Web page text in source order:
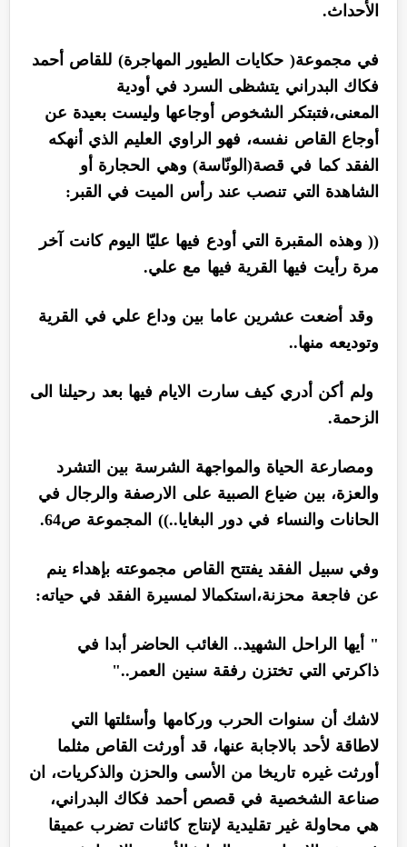
الأحداث.
في مجموعة( حكايات الطيور المهاجرة) للقاص أحمد
فكاك البدراني يتشظى السرد في أودية
المعنى،فتبتكر الشخوص أوجاعها وليست بعيدة عن
أوجاع القاص نفسه، فهو الراوي العليم الذي أنهكه
الفقد كما في قصة(الونّاسة) وهي الحجارة أو
الشاهدة التي تنصب عند رأس الميت في القبر:
(( وهذه المقبرة التي أودع فيها عليّا اليوم كانت آخر
مرة رأيت فيها القرية فيها مع علي.
وقد أضعت عشرين عاما بين وداع علي في القرية
وتوديعه منها..
ولم أكن أدري كيف سارت الايام فيها بعد رحيلنا الى
الزحمة.
ومصارعة الحياة والمواجهة الشرسة بين التشرد
والعزة، بين ضياع الصبية على الارصفة والرجال في
الحانات والنساء في دور البغايا..)) المجموعة ص64.
وفي سبيل الفقد يفتتح القاص مجموعته بإهداء ينم
عن فاجعة محزنة،استكمالا لمسيرة الفقد في حياته:
" أيها الراحل الشهيد.. الغائب الحاضر أبدا في
ذاكرتي التي تختزن رفقة سنين العمر.."
لاشك أن سنوات الحرب وركامها وأسئلتها التي
لاطاقة لأحد بالاجابة عنها، قد أورثت القاص مثلما
أورثت غيره تاريخا من الأسى والحزن والذكريات، ان
صناعة الشخصية في قصص أحمد فكاك البدراني،
هي محاولة غير تقليدية لإنتاج كائنات تضرب عميقا